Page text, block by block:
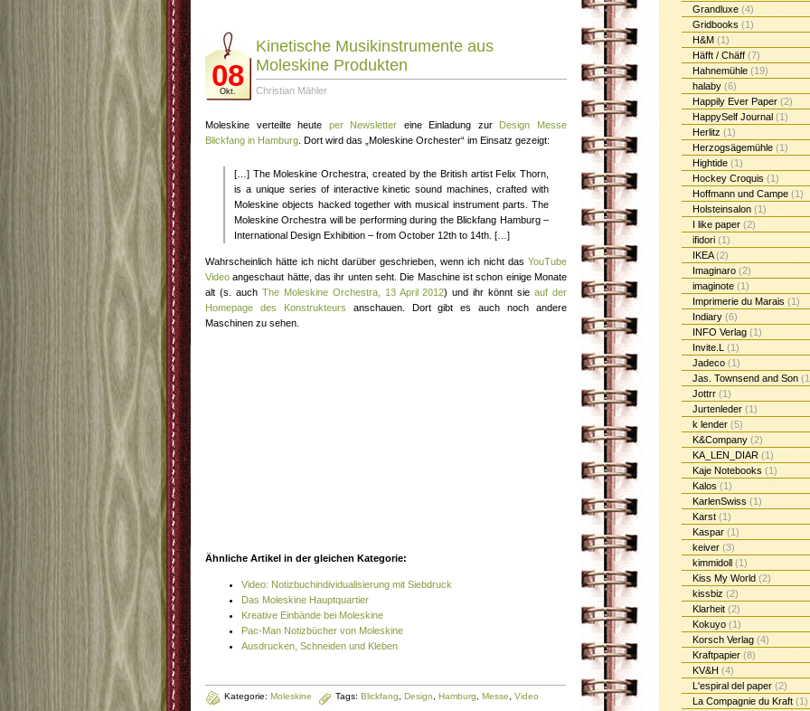
08
Okt.
Kinetische Musikinstrumente aus
Moleskine Produkten
Christian Mähler
Moleskine verteilte heute per Newsletter eine Einladung zur Design Messe
Blickfang in Hamburg . Dort wird das „Moleskine Orchester“ im Einsatz gezeigt:
[…] The Moleskine Orchestra, created by the British artist Felix Thorn,
is a unique series of interactive kinetic sound machines, crafted with
Moleskine objects hacked together with musical instrument parts. The
Moleskine Orchestra will be performing during the Blickfang Hamburg –
International Design Exhibition – from October 12th to 14th. […]
Wahrscheinlich hätte ich nicht darüber geschrieben, wenn ich nicht das YouTube
Video angeschaut hätte, das ihr unten seht. Die Maschine ist schon einige Monate
alt (s. auch The Moleskine Orchestra, 13 April 2012) und ihr könnt sieauf der
Homepage des Konstrukteurs anschauen. Dort gibt es auch noch andere
Maschinen zu sehen.
Ähnliche Artikel in der gleichen Kategorie:
Video: Notizbuchindividualisierung mit Siebdruck
Das Moleskine Hauptquartier
Kreative Einbände bei Moleskine
Pac-Man Notizbücher von Moleskine
Ausdrucken, Schneiden und Kleben
Kategorie: Moleskine Tags: Blickfang Design Hamburg Messe Video
Grandluxe (4)
Gridbooks (1)
H&M (1)
Häfft / Chäff (7)
Hahnemühle (19)
halaby (6)
Happily Ever Paper (2)
HappySelf Journal (1)
Herlitz (1)
Herzogsägemühle (1)
Hightide (1)
Hockey Croquis (1)
Hoffmann und Campe (1)
Holsteinsalon (1)
I like paper (2)
ifidori (1)
IKEA(2)
Imaginaro (2)
imaginote (1)
Imprimerie du Marais (1)
Indiary (6)
INFO Verlag (1)
Invite.L (1)
Jadeco (1)
Jas. Townsend and Son
Jottrr (1)
Jurtenleder (1)
k lender (5)
K&Company (2)
KA_LEN_DIAR (1)
Kaje Notebooks (1)
Kalos (1)
KarlenSwiss (1)
Karst (1)
Kaspar (1)
keiver (3)
kimmidoll (1)
Kiss My World (2)
kissbiz (2)
Klarheit (2)
Kokuyo (1)
Korsch Verlag (4)
Kraftpapier (8)
KV&H (4)
L'espiral del paper (2)
La Compagnie du Kraft (1)